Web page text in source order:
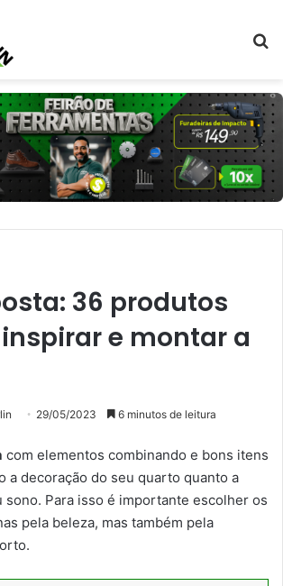
36 produtos
e montar a
29/05/2023 6 minutos de leitura
com elementos combinando e bons itens
a decoração do seu quarto quanto a
sono. Para isso é importante escolher os
pela beleza, mas também pela